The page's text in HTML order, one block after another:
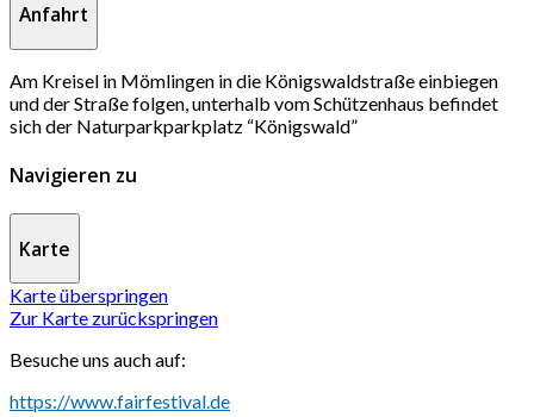
Anfahrt
Am Kreisel in Mömlingen in die Königswaldstraße einbiegen
und der Straße folgen, unterhalb vom Schützenhaus befindet
sich der Naturparkparkplatz “Königswald”
Navigieren zu
Karte
Karte überspringen
Zur Karte zurückspringen
Besuche uns auch auf:
https://www.fairfestival.de